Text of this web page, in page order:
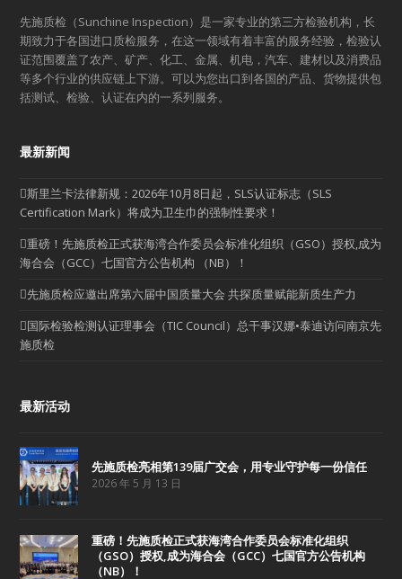
先施质检（Sunchine Inspection）是一家专业的第三方检验机构，长
期致力于各国进口质检服务，在这一领域有着丰富的服务经验，检验认
证范围覆盖了农产、矿产、化工、金属、机电，汽车、建材以及消费品
等多个行业的供应链上下游。可以为您出口到各国的产品、货物提供包
括测试、检验、认证在内的一系列服务。
最新新闻
斯里兰卡法律新规：2026年10月8日起，SLS认证标志（SLS
Certification Mark）将成为卫生巾的强制性要求！
重磅！先施质检正式获海湾合作委员会标准化组织（GSO）授权,成为
海合会（GCC）七国官方公告机构 （NB）！
先施质检应邀出席第六届中国质量大会 共探质量赋能新质生产力
国际检验检测认证理事会（TIC Council）总干事汉娜•泰迪访问南京先
施质检
最新活动
先施质检亮相第139届广交会，用专业守护每一份信任
2026 年 5 月 13 日
重磅！先施质检正式获海湾合作委员会标准化组织
（GSO）授权,成为海合会（GCC）七国官方公告机构
（NB）！